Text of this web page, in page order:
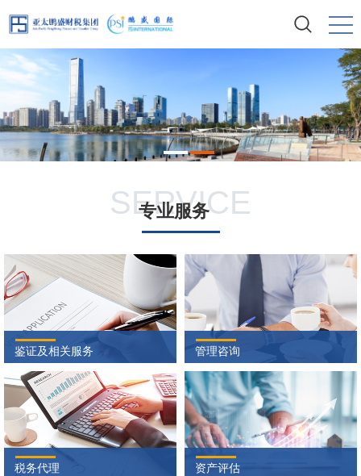

SERVICE
专业服务
鉴证及相关服务 管理咨询
税务代理 资产评估